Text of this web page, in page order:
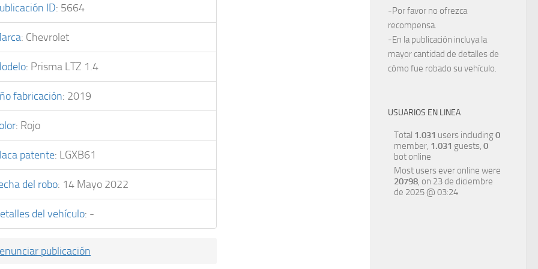
ID: 5664
: Chevrolet
: Prisma LTZ 1.4
fabricación: 2019
: Rojo
patente: LGXB61
del robo: 14 Mayo 2022
del vehículo: -
publicación
-Por favor no ofrezca
recompensa.
-En la publicación incluya la
mayor cantidad de detalles de
cómo fue robado su vehículo.
USUARIOS EN LINEA
Total 1.031 users including0
member, 1.031 guests, 0
bot online
Most users ever online were
20798, on 23 de diciembre
de 2025 @ 03:24